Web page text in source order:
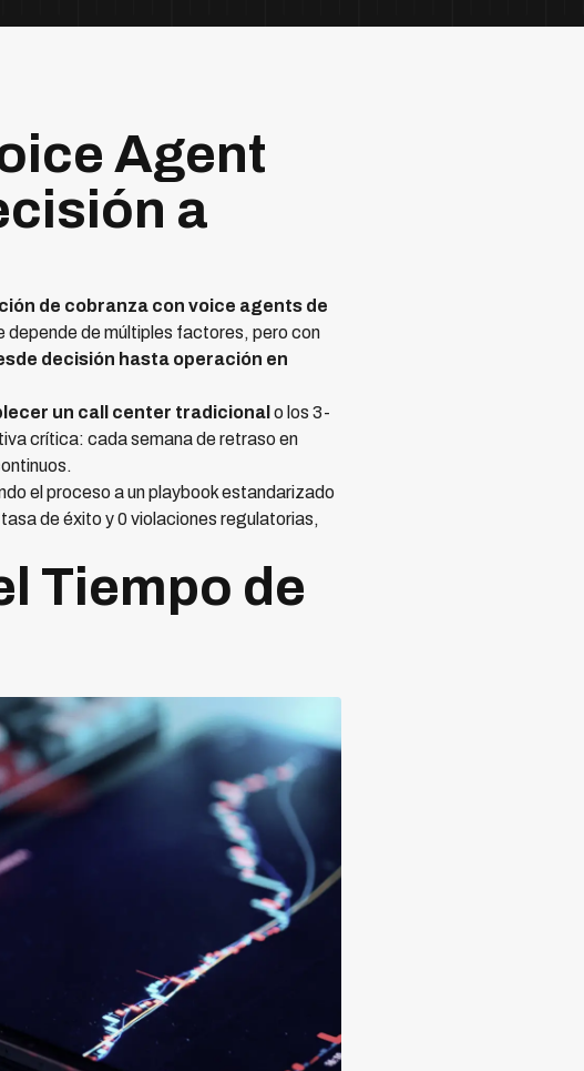
Agent
a
de cobranza con voice agents de
depende de múltiples factores, pero con
decisión hasta operación en
un call center tradicional o los 3-
crítica: cada semana de retraso en
el proceso a un playbook estandarizado
de éxito y 0 violaciones regulatorias,
Tiempo de